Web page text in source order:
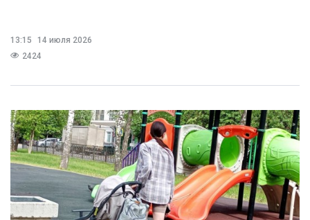
13:15
14 июля 2026
2424